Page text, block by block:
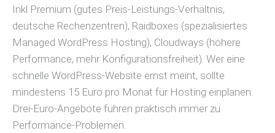
Inkl Premium (gutes Preis-Leistungs-Verhältnis,
deutsche Rechenzentren), Raidboxes (spezialisiertes
Managed WordPress Hosting), Cloudways (höhere
Performance, mehr Konfigurationsfreiheit). Wer eine
schnelle WordPress-Website ernst meint, sollte
mindestens 15 Euro pro Monat für Hosting einplanen.
Drei-Euro-Angebote führen praktisch immer zu
Performance-Problemen.